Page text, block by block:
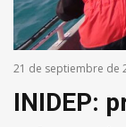
21 de septiembre de
INIDEP: